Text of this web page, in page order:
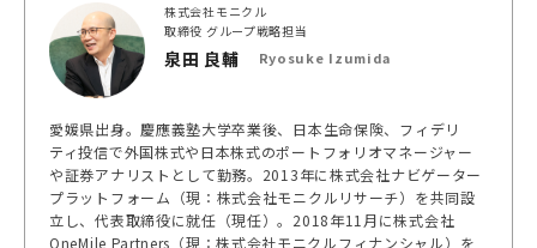
株式会社モニクル
取締役 グループ戦略担当
泉田 良輔 Ryosuke Izumida
愛媛県出身。慶應義塾大学卒業後、日本生命保険、フィデリ
ティ投信で外国株式や日本株式のポートフォリオマネージャー
や証券アナリストとして勤務。2013年に株式会社ナビゲーター
プラットフォーム（現：株式会社モニクルリサーチ）を共同設
立し、代表取締役に就任（現任）。2018年11月に株式会社
OneMile Partners（現：株式会社モニクルフィナンシャル）を